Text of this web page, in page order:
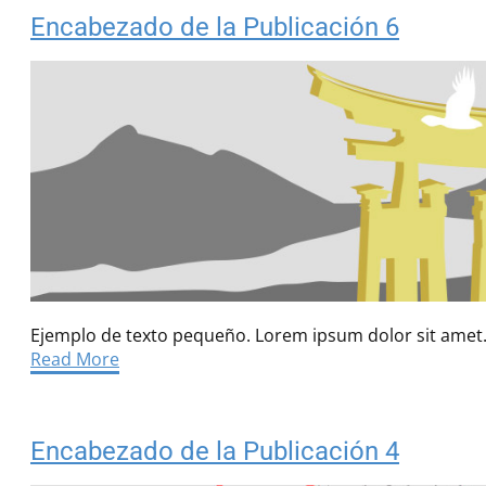
Encabezado de la Publicación 6
Ejemplo de texto pequeño. Lorem ipsum dolor sit amet.
Read More
Encabezado de la Publicación 4